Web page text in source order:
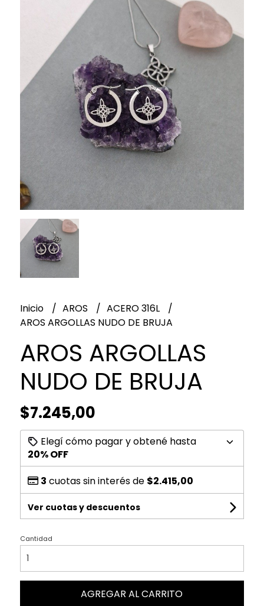
Inicio AROS
ACERO 316L
AROS ARGOLLAS NUDO DE BRUJA
AROS ARGOLLAS
NUDO DE BRUJA
$7.245,00
Elegí cómo pagar y obtené hasta
20% OFF
3 cuotas sin interés de $2.415,00
Ver cuotas y descuentos
Cantidad
AGREGAR AL CARRITO